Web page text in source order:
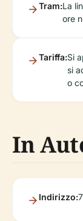
Tram:La
ore
Tariffa:Si
si
o
In
Indirizzo: